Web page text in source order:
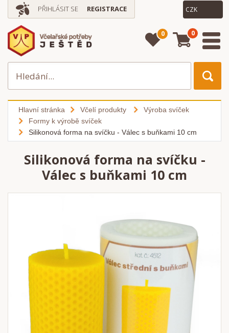
PŘIHLÁSIT SE REGISTRACE
0 0
Hlavní stránka Včelí produkty
Výroba svíček
Formy k výrobě svíček
Silikonová forma na svíčku - Válec s buňkami 10 cm
Silikonová forma na svíčku -
Válec s buňkami 10 cm